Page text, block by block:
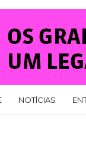
NOTÍCIAS